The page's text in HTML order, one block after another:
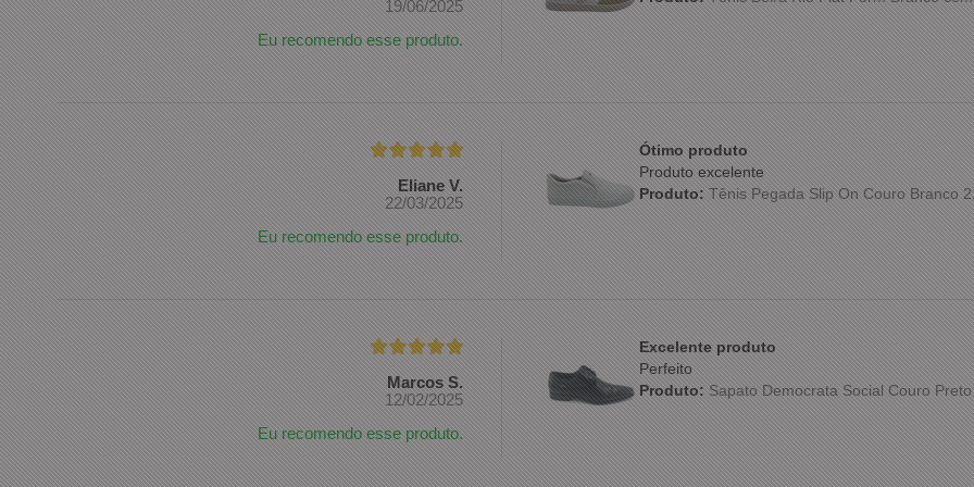
19/06/2025
Eu recomendo esse produto.
Eliane V.
22/03/2025
Eu recomendo esse produto.
Ótimo produto
Produto excelente
Produto:Tênis Pegada Slip On Couro Branco
Marcos S.
12/02/2025
Eu recomendo esse produto.
Excelente produto
Perfeito
Produto:Sapato Democrata Social Couro Preto